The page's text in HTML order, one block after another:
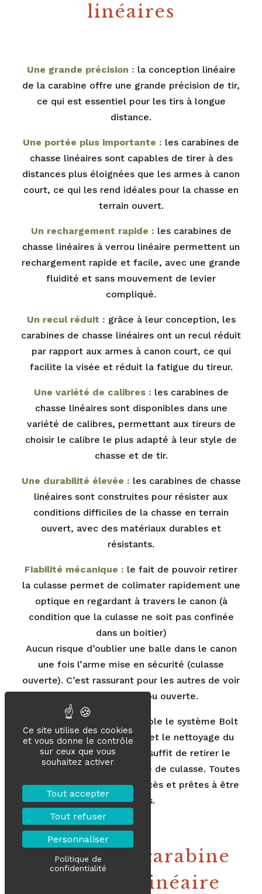
linéaires
Une grande précision : la conception linéaire
de la carabine offre une grande précision de tir,
ce qui est essentiel pour les tirs à longue
distance.
Une portée plus importante : les carabines de
chasse linéaires sont capables de tirer à des
distances plus éloignées que les armes à canon
court, ce qui les rend idéales pour la chasse en
terrain ouvert.
Un rechargement rapide : les carabines de
chasse linéaires à verrou linéaire permettent un
rechargement rapide et facile, avec une grande
fluidité et sans mouvement de levier
compliqué.
Un recul réduit : grâce à leur conception, les
carabines de chasse linéaires ont un recul réduit
par rapport aux armes à canon court, ce qui
facilite la visée et réduit la fatigue du tireur.
Une variété de calibres : les carabines de
chasse linéaires sont disponibles dans une
variété de calibres, permettant aux tireurs de
choisir le calibre le plus adapté à leur style de
chasse et de tir.
Une durabilité élevée : les carabines de chasse
linéaires sont construites pour résister aux
conditions difficiles de la chasse en terrain
ouvert, avec des matériaux durables et
résistants.
Fiabilité mécanique : le fait de pouvoir retirer
la culasse permet de colimater rapidement une
optique en regardant à travers le canon (à
condition que la culasse ne soit pas confinée
dans un boitier)
Aucun risque d’oublier une balle dans le canon
une fois l’arme mise en sécurité (culasse
ouverte). C’est rassurant pour les autres de voir
une culasse à verrou ouverte.
Entretien facile
. Par exemple le système Bolt
Barrel de la Rx Helix permet le nettoyage du
canon et de la culasse. Il suffit de retirer le
canon et de dévisser la tête de culasse. Toutes
les pièces sont faciles d’accès et prêtes à être
nettoyées.
Prix d’une carabine
de chasse linéaire
Ce site utilise des cookies
et vous donne le contrôle
sur ceux que vous
souhaitez activer
Tout accepter
Tout refuser
Personnaliser
Politique de
confidentialité